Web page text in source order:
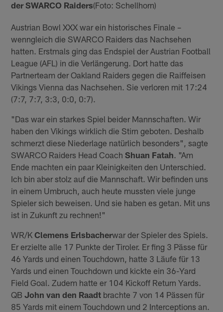
der SWARCO Raiders(Foto: Schellhorn)
Austrian Bowl XXX war ein historisches Finale –
wenngleich die SWARCO Raiders das Nachsehen
hatten. Erstmals ging das Endspiel der Austrian Football
League (AFL) in die Verlängerung. Dort hatte das
Partnerteam der Oakland Raiders gegen die Raiffeisen
Vikings Vienna das Nachsehen. Sie verloren mit 17:24
(7:7, 7:7, 3:3, 0:0, 0:7).
"Das war ein starkes Spiel beider Mannschaften. Wir
haben den Vikings wirklich die Stirn geboten. Deshalb
schmerzt diese Niederlage natürlich besonders", sagte
SWARCO Raiders Head CoachShuan Fatah . "Am
Ende machten ein paar Kleinigkeiten den Unterschied.
Ich bin aber stolz auf die Mannschaft. Wir befinden uns
in einem Umbruch, auch heute mussten viele junge
Spieler sich beweisen. Und sie haben es getan. Mit uns
ist in Zukunft zu rechnen!"
WR/KClemens Erlsbacherwar der Spieler des Spiels.
Er erzielte alle 17 Punkte der Tiroler. Er fing 3 Pässe für
46 Yards und einen Touchdown, hatte 3 Läufe für 13
Yards und einen Touchdown und kickte ein 36-Yard
Field Goal. Zudem hatte er 104 Kickoff Return Yards.
QBJohn van den Raadt brachte 7 von 14 Pässen für
85 Yards mit einem Touchdown und 2 Interceptions an.